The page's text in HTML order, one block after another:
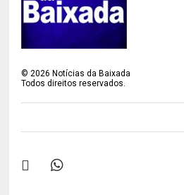
©2026 Notícias da Baixada
Todos direitos reservados.